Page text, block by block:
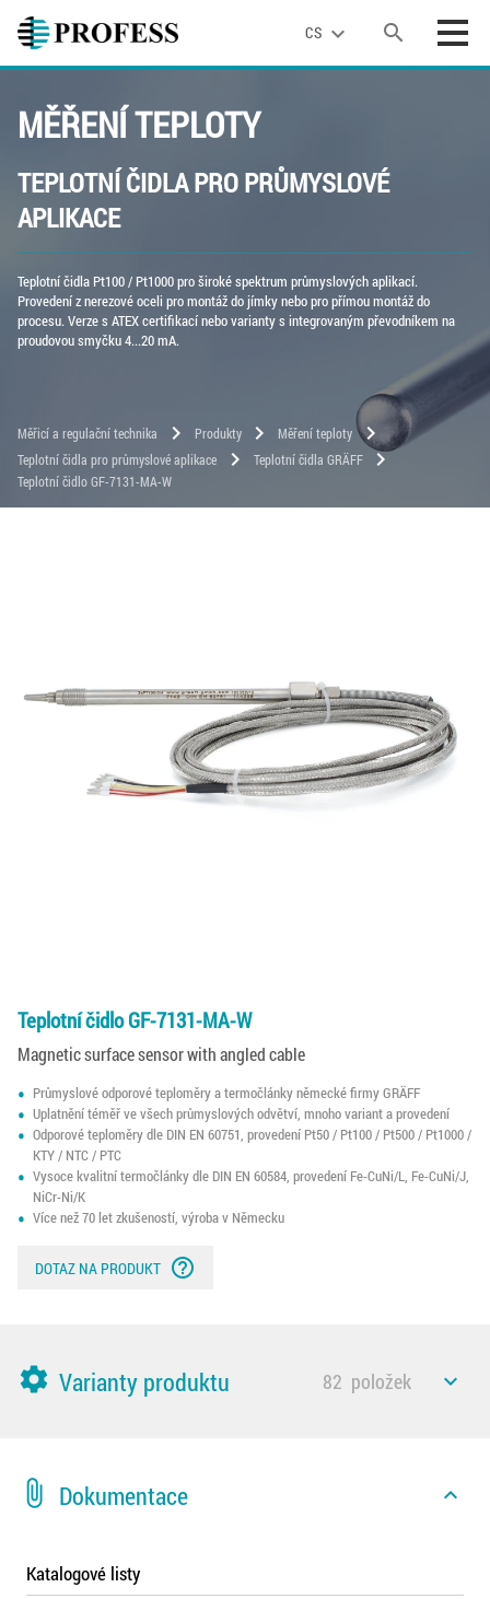
CS expand_more search
MĚŘENÍ TEPLOTY
TEPLOTNÍ ČIDLA PRO PRŮMYSLOVÉ
APLIKACE
Teplotní čidla Pt100 / Pt1000 pro široké spektrum průmyslových aplikací.
Provedení z nerezové oceli pro montáž do jímky nebo pro přímou montáž do
procesu. Verze s ATEX certifikací nebo varianty s integrovaným převodníkem na
proudovou smyčku 4...20 mA.
Měřicí a regulační technika chevron_right Produkty chevron_right Měření teploty chevron_right
Teplotní čidla pro průmyslové aplikace chevron_right Teplotní čidla GRÄFF chevron_right
Teplotní čidlo GF-7131-MA-W
Teplotní čidlo GF-7131-MA-W
Magnetic surface sensor with angled cable
Průmyslové odporové teploměry a termočlánky německé firmy GRÄFF
Uplatnění téměř ve všech průmyslových odvětví, mnoho variant a provedení
Odporové teploměry dle DIN EN 60751, provedení Pt50 / Pt100 / Pt500 / Pt1000 /
KTY / NTC / PTC
Vysoce kvalitní termočlánky dle DIN EN 60584, provedení Fe-CuNi/L, Fe-CuNi/J,
NiCr-Ni/K
Více než 70 let zkušeností, výroba v Německu
DOTAZ NA PRODUKT help_outline
settings Varianty produktu 82 položek expand_less
attach_file Dokumentace expand_less
Katalogové listy